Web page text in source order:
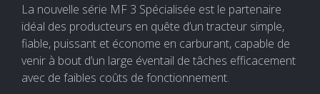
La nouvelle série MF 3 Spécialisée est le partenaire
idéal des producteurs en quête d’un tracteur simple,
fiable, puissant et économe en carburant, capable de
venir à bout d’un large éventail de tâches efficacement
avec de faibles coûts de fonctionnement.